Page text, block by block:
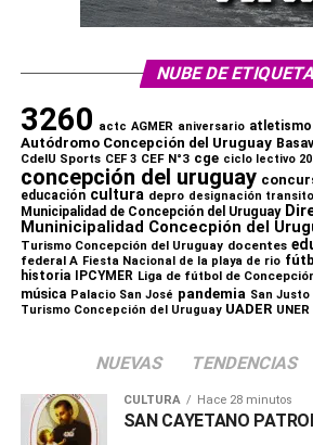
NUBE DE
3260 actc AGMER aniversario atletismo
Autódromo Concepción del Uruguay
CdelU Sports CEF 3 CEF N°3 cge ciclo lectivo
concepción del uruguay
educación cultura depro designación
Municipalidad de Concepción del Uruguay
Muninicipalidad Concecpión del
Turismo Concepción del Uruguay docentes
federal A Fiesta Nacional de la playa de rio
historia IPCYMER Liga de fútbol de
música Palacio San José pandemia San Justo
Turismo Concepción del Uruguay UADER UNER
NUEVAS TENDENCIAS
CULTURA Hace 28 minutos
SAN CAYETANO